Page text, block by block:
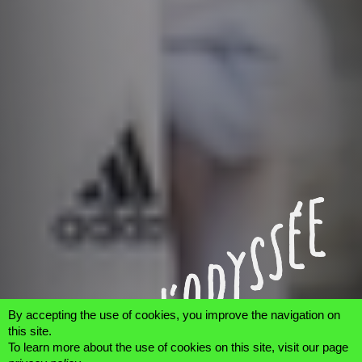
La billetterie sera fermée cet
été !
By accepting the use of cookies, you improve the navigation on
this site.
To learn more about the use of cookies on this site, visit our page